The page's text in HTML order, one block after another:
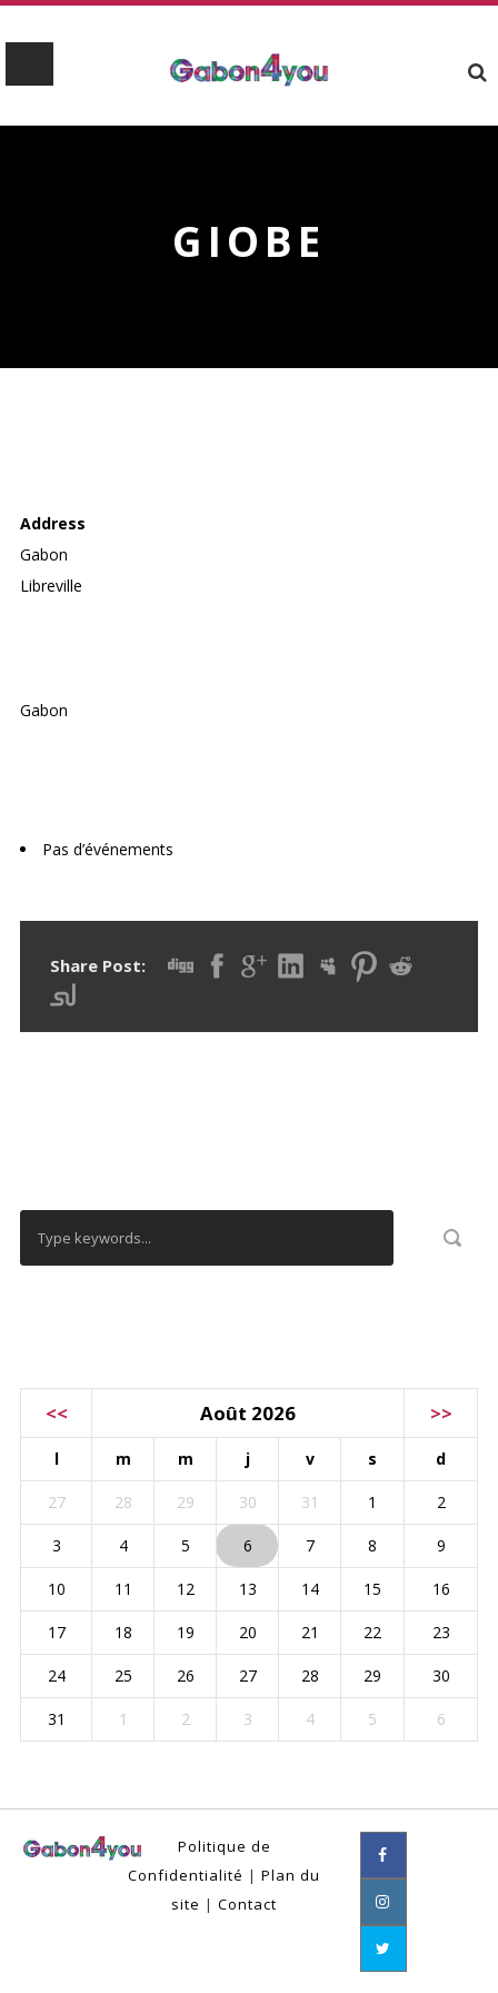
GIOBE
Address
Gabon
Libreville
Gabon
Pas d’événements
Share Post:
<< Août 2026 >>
l m m j v s d
27 28 29 30 31 1 2
3 4 5 6 7 8 9
10 11 12 13 14 15 16
17 18 19 20 21 22 23
24 25 26 27 28 29 30
31 1 2 3 4 5 6
Politique de
Confidentialité | Plan du
site | Contact